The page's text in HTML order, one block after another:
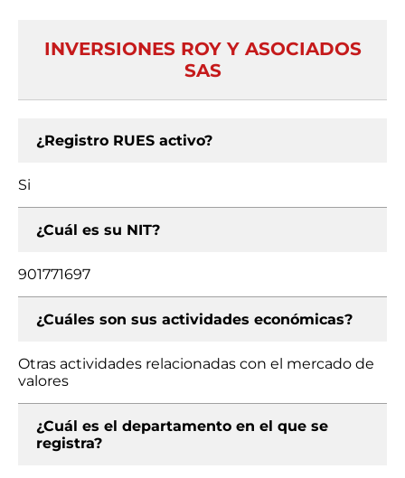
INVERSIONES ROY Y ASOCIADOS
SAS
¿Registro RUES activo?
Si
¿Cuál es su NIT?
901771697
¿Cuáles son sus actividades económicas?
Otras actividades relacionadas con el mercado de
valores
¿Cuál es el departamento en el que se
registra?